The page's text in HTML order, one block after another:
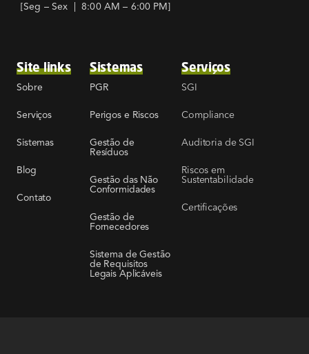
[Seg – Sex | 8:00 AM – 6:00 PM]
Site links
Sobre
Serviços
Sistemas
Blog
Contato
Sistemas
PGR
Perigos e Riscos
Gestão de
Resíduos
Gestão das Não
Conformidades
Gestão de
Fornecedores
Sistema de Gestão
de Requisitos
Legais Aplicáveis
Serviços
SGI
Compliance
Auditoria de SGI
Riscos em
Sustentabilidade
Certificações